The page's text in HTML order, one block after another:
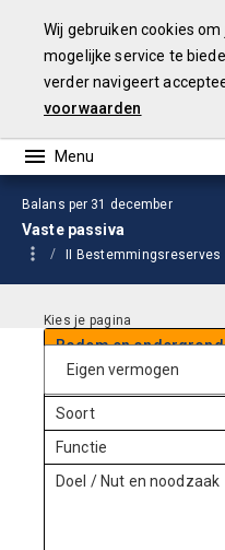
Wij gebruiken cookies
mogelijke service te
verder navigeert
voorwaarden
Balans per 31 december
Vaste passiva
II Bestemmingsreserves
Bodem en ondergrond
Ingesteld per
Soort
Functie
Doel / Nut en noodzaak